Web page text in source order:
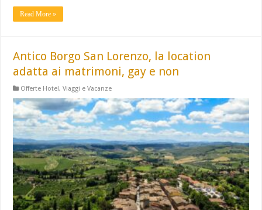
Read More »
Antico Borgo San Lorenzo, la location
adatta ai matrimoni, gay e non
Offerte Hotel,Viaggi e Vacanze